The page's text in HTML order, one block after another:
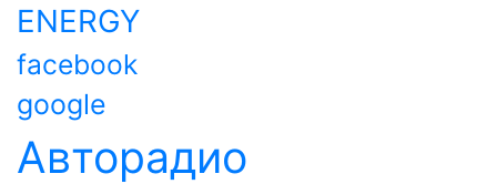
ENERGY
facebook
google
Авторадио